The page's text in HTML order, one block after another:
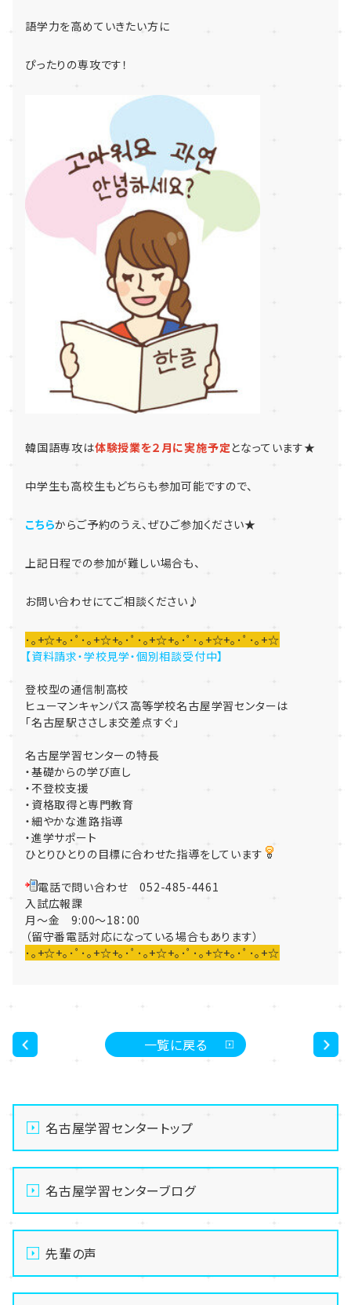
語学力を高めていきたい方に
ぴったりの専攻です！
韓国語専攻は体験授業を２月に実施予定となっています★
中学生も高校生もどちらも参加可能ですので、
こちらからご予約のうえ、ぜひご参加ください★
上記日程での参加が難しい場合も、
お問い合わせにてご相談ください♪
･｡+☆+｡･ﾟ･｡+☆+｡･ﾟ･｡+☆+｡･ﾟ･｡+☆+｡･ﾟ･｡+☆
【資料請求・学校見学・個別相談受付中】
登校型の通信制高校
ヒューマンキャンパス高等学校名古屋学習センターは
「名古屋駅ささしま交差点すぐ」
名古屋学習センターの特長
・基礎からの学び直し
・不登校支援
・資格取得と専門教育
・細やかな進路指導
・進学サポート
ひとりひとりの目標に合わせた指導をしています
電話で問い合わせ 052-485-4461
入試広報課
月～金 9:00～18：00
（留守番電話対応になっている場合もあります）
･｡+☆+｡･ﾟ･｡+☆+｡･ﾟ･｡+☆+｡･ﾟ･｡+☆+｡･ﾟ･｡+☆
一覧に戻る
名古屋学習センタートップ
名古屋学習センターブログ
先輩の声